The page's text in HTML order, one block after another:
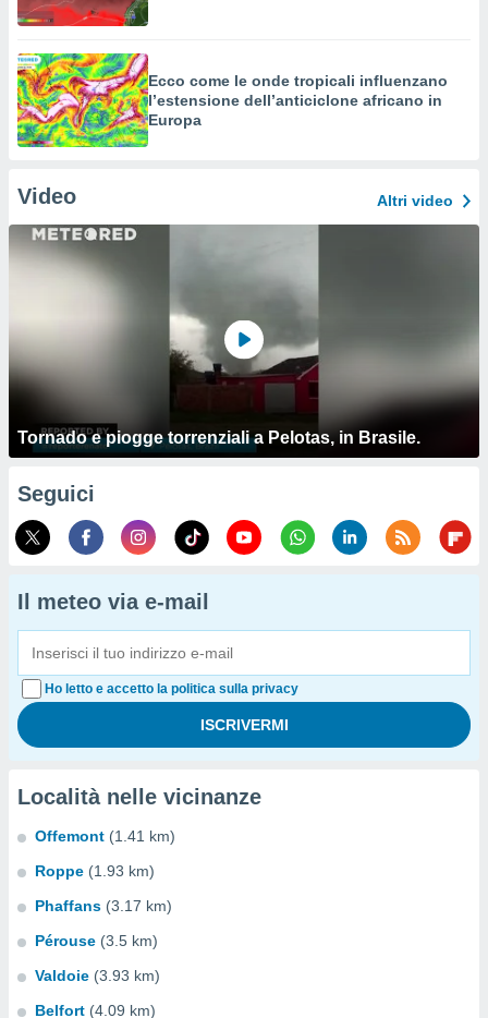
Ecco come le onde tropicali influenzano
l’estensione dell’anticiclone africano in
Europa
Video Altri video
Tornado e piogge torrenziali a Pelotas, in Brasile.
Seguici
Il meteo via e-mail
Ho letto e accetto la politica sulla privacy
Località nelle vicinanze
Offemont (1.41 km)
Roppe (1.93 km)
Phaffans (3.17 km)
Pérouse (3.5 km)
Valdoie (3.93 km)
Belfort (4.09 km)